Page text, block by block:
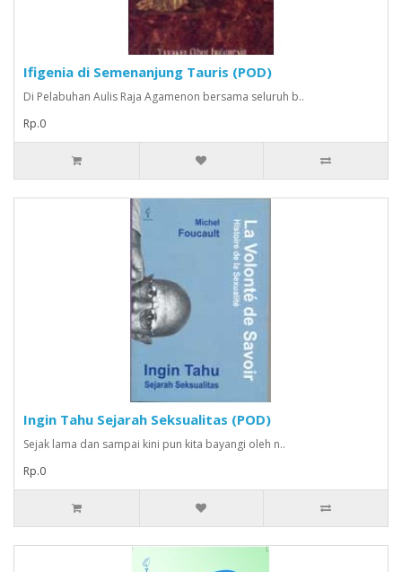
Ifigenia di Semenanjung Tauris (POD)
Di Pelabuhan Aulis Raja Agamenon bersama seluruh b..
Rp.0
Ingin Tahu Sejarah Seksualitas (POD)
Sejak lama dan sampai kini pun kita bayangi oleh n..
Rp.0